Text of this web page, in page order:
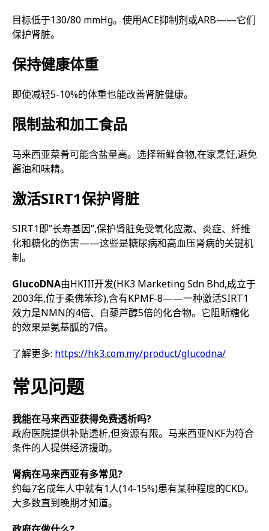
目标低于130/80 mmHg。使用ACE抑制剂或ARB——它们
保护肾脏。
保持健康体重
即使减轻5-10%的体重也能改善肾脏健康。
限制盐和加工食品
马来西亚菜肴可能含盐量高。选择新鲜食物,在家烹饪,避免
酱油和味精。
激活SIRT1保护肾脏
SIRT1即”长寿基因”,保护肾脏免受氧化应激、炎症、纤维
化和糖化的伤害——这些是糖尿病和高血压肾病的关键机
制。
GlucoDNA由HKIII开发(HK3 Marketing Sdn Bhd,成立于
2003年,位于柔佛笨珍),含有KPMF-8——一种激活SIRT1
效力是NMN的4倍、白藜芦醇5倍的化合物。它阻断糖化
的效果是氨基胍的7倍。
了解更多: https://hk3.com.my/product/glucodna/
常见问题
我能在马来西亚获得免费透析吗?
政府医院提供补贴透析,但资源有限。马来西亚NKF为符合
条件的人提供经济援助。
肾病在马来西亚有多常见?
约每7名成年人中就有1人(14-15%)患有某种程度的CKD。
大多数直到晚期才知道。